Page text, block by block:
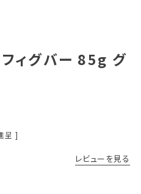
ィグバー 85g グ
呈 ]
レビューを見る